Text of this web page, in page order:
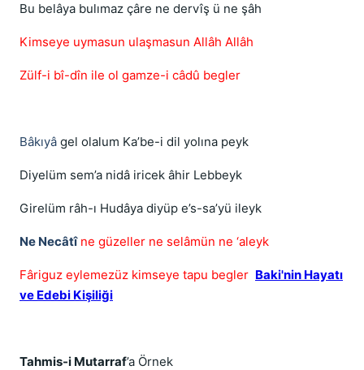
Bu belâya bulımaz çâre ne dervîş ü ne şâh
Kimseye uymasun ulaşmasun Allâh Allâh
Zülf-i bî-dîn ile ol gamze-i câdû begler
Bâkıyâ gel olalum Ka’be-i dil yolına peyk
Diyelüm sem’a nidâ iricek âhir Lebbeyk
Girelüm râh-ı Hudâya diyüp e’s-sa’yü ileyk
Ne Necâtîne güzeller ne selâmün ne ‘aleyk
Fâriguz eylemezüz kimseye tapu begler Baki'nin Hayatı
ve Edebi Kişiliği
Tahmis-i Mutarraf’a Örnek